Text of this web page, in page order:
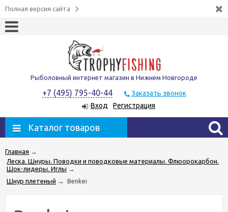
Полная версия сайта
Рыболовный интернет магазин в Нижнем Новгороде
+7 (495) 795-40-44
Заказать звонок
Вход
Регистрация
Каталог товаров
Главная
→
Леска. Шнуры. Поводки и поводковые материалы. Флюорокарбон.
Шок-лидеры. Иглы →
Шнур плетеный → Benkei